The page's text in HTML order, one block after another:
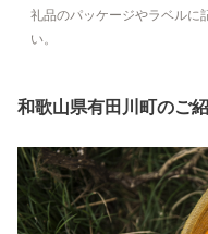
礼品のパッケージやラベルに
い。
和歌山県有田川町のご